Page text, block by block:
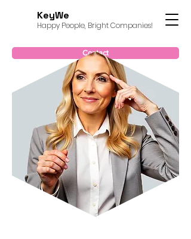
KeyWe
Happy People, Bright Companies!
Contact